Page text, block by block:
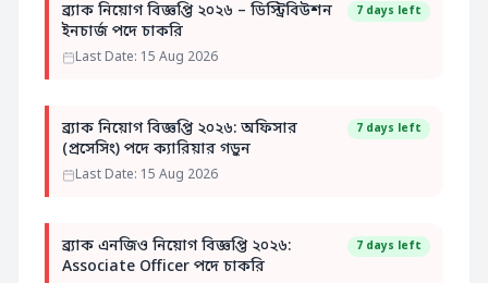
ব্র্যাক নিয়োগ বিজ্ঞপ্তি ২০২৬ – ডিস্ট্রিবিউশন
ইনচার্জ পদে চাকরি
7 days left
Last Date: 15 Aug 2026
ব্র্যাক নিয়োগ বিজ্ঞপ্তি ২০২৬: অফিসার
(প্রসেসিং) পদে ক্যারিয়ার গড়ুন
7 days left
Last Date: 15 Aug 2026
ব্র্যাক এনজিও নিয়োগ বিজ্ঞপ্তি ২০২৬:
Associate Officer পদে চাকরি
7 days left